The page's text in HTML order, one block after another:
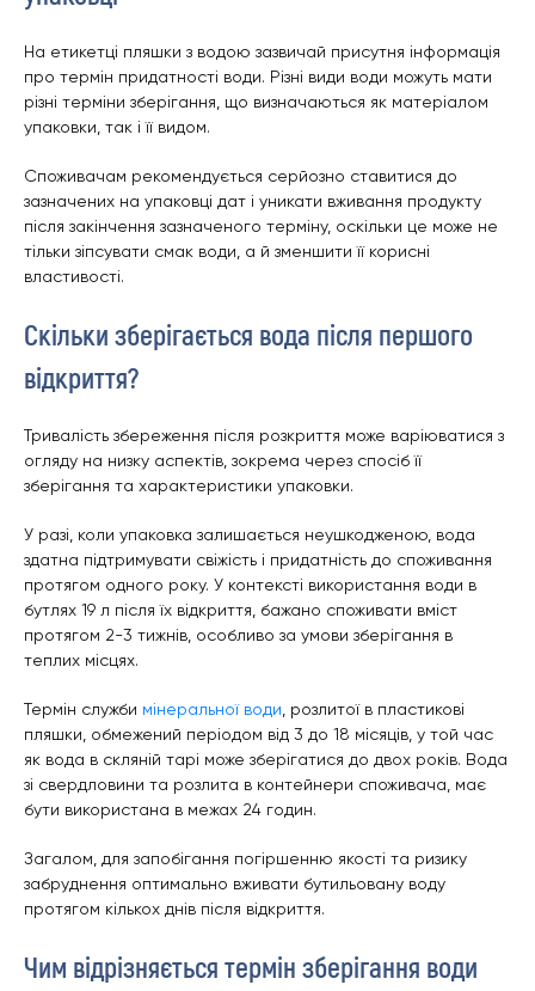
На етикетці пляшки з водою зазвичай присутня інформація
про термін придатності води. Різні види води можуть мати
різні терміни зберігання, що визначаються як матеріалом
упаковки, так і її видом.
Споживачам рекомендується серйозно ставитися до
зазначених на упаковці дат і уникати вживання продукту
після закінчення зазначеного терміну, оскільки це може не
тільки зіпсувати смак води, а й зменшити її корисні
властивості.
Скільки зберігається вода після першого
відкриття?
Тривалість збереження після розкриття може варіюватися з
огляду на низку аспектів, зокрема через спосіб її
зберігання та характеристики упаковки.
У разі, коли упаковка залишається неушкодженою, вода
здатна підтримувати свіжість і придатність до споживання
протягом одного року. У контексті використання води в
бутлях 19 л після їх відкриття, бажано споживати вміст
протягом 2-3 тижнів, особливо за умови зберігання в
теплих місцях.
Термін служби мінеральної води, розлитої в пластикові
пляшки, обмежений періодом від 3 до 18 місяців, у той час
як вода в скляній тарі може зберігатися до двох років. Вода
зі свердловини та розлита в контейнери споживача, має
бути використана в межах 24 годин.
Загалом, для запобігання погіршенню якості та ризику
забруднення оптимально вживати бутильовану воду
протягом кількох днів після відкриття.
Чим відрізняється термін зберігання води